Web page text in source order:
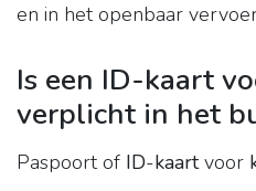
en in het openbaar
Is een ID-kaart
verplicht in het
Paspoort of ID-kaartvoor